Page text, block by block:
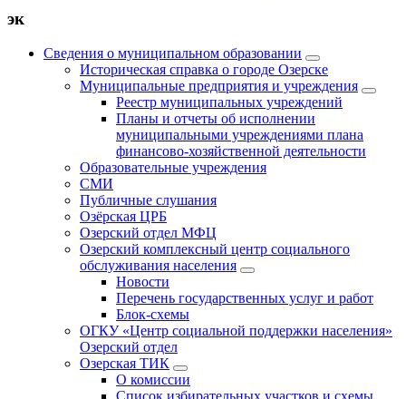
эк
Сведения о муниципальном образовании
Историческая справка о городе Озерске
Муниципальные предприятия и учреждения
Реестр муниципальных учреждений
Планы и отчеты об исполнении
муниципальными учреждениями плана
финансово-хозяйственной деятельности
Образовательные учреждения
СМИ
Публичные слушания
Озёрская ЦРБ
Озерский отдел МФЦ
Озерский комплексный центр социального
обслуживания населения
Новости
Перечень государственных услуг и работ
Блок-схемы
ОГКУ «Центр социальной поддержки населения»
Озерский отдел
Озерская ТИК
О комиссии